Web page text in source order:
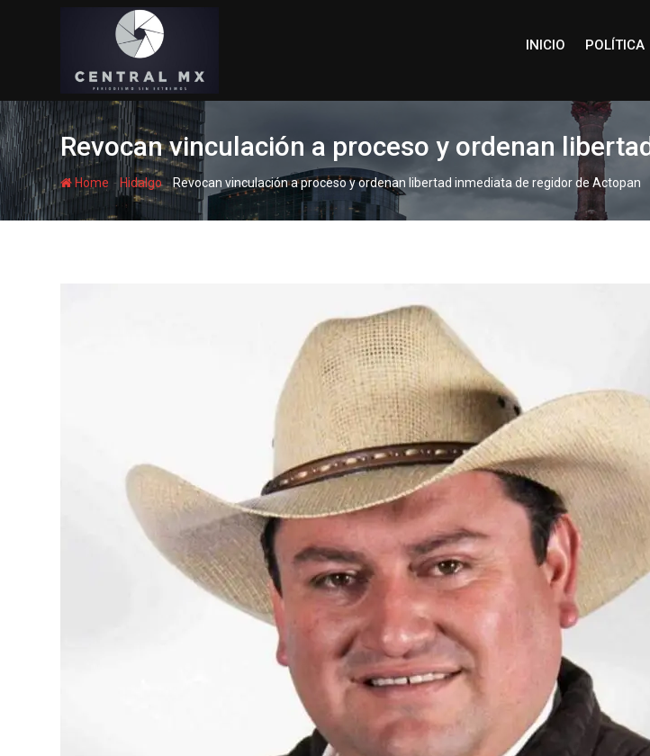
INICIO POLÍTICA
Revocan vinculación a proceso y ordenan
Home - Hidalgo- Revocan vinculación a proceso y ordenan libertad inmediata de regidor de Actopan